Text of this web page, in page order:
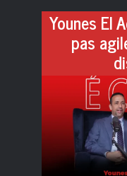
Younes El
pas